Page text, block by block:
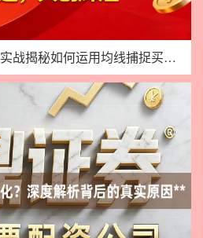
【股票均线分析案例：实战揭秘如何运用均线捕捉买卖点提升收益】